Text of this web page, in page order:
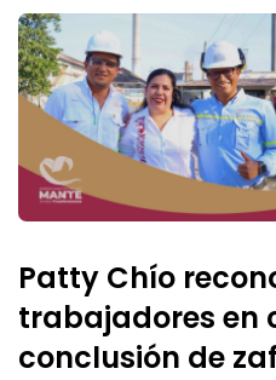
Patty Chío
trabajadores en
conclusión de